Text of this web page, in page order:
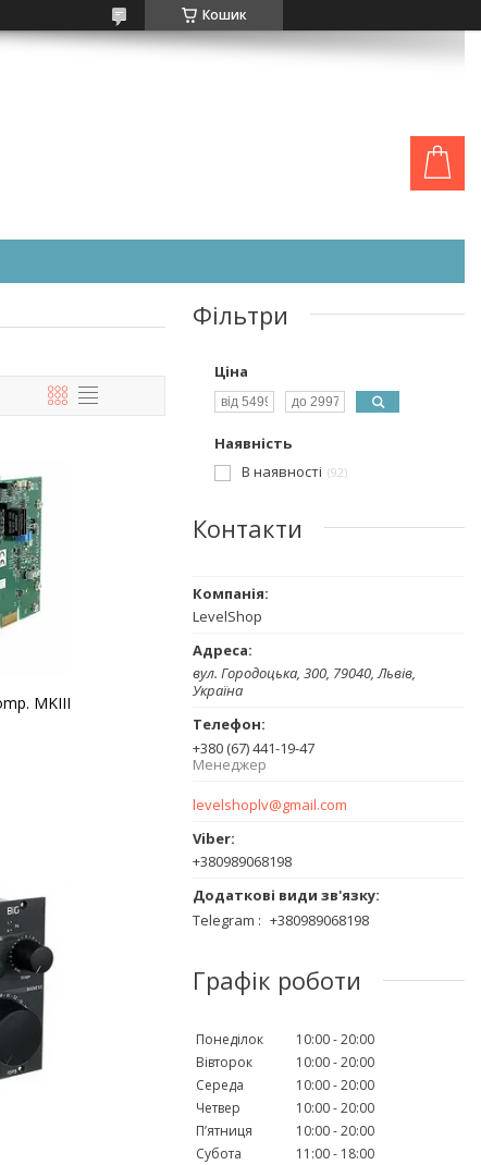
Кошик
MKIII
Фільтри
Ціна
Наявність
В наявності 92
Контакти
LevelShop
вул. Городоцька, 300, 79040, Львів,
Україна
+380 (67) 441-19-47
Менеджер
levelshoplv@gmail.com
+380989068198
Telegram +380989068198
Графік роботи
Понеділок 10:00 20:00
Вівторок
10:00 20:00
Середа
10:00 20:00
Четвер
10:00 20:00
Пʼятниця
10:00 20:00
Субота
11:00
18:00